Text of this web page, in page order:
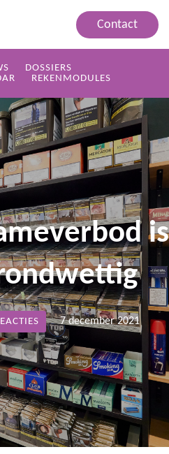
Contact
DOSSIERS
REKENMODULES
is
7 december 2021